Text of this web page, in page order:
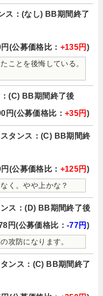
ス：(なし) BB期間終了
(公募価格比： +135円 )
ことを後悔している。
(C) BB期間終了後
円(公募価格比： +35円 )
タンス：(C) BB期間終
(公募価格比： +125円 )
く。やや上かな？
ス：(D) BB期間終了後
円(公募価格比： -77円 )
攻防になります。
ンス：(C) BB期間終了